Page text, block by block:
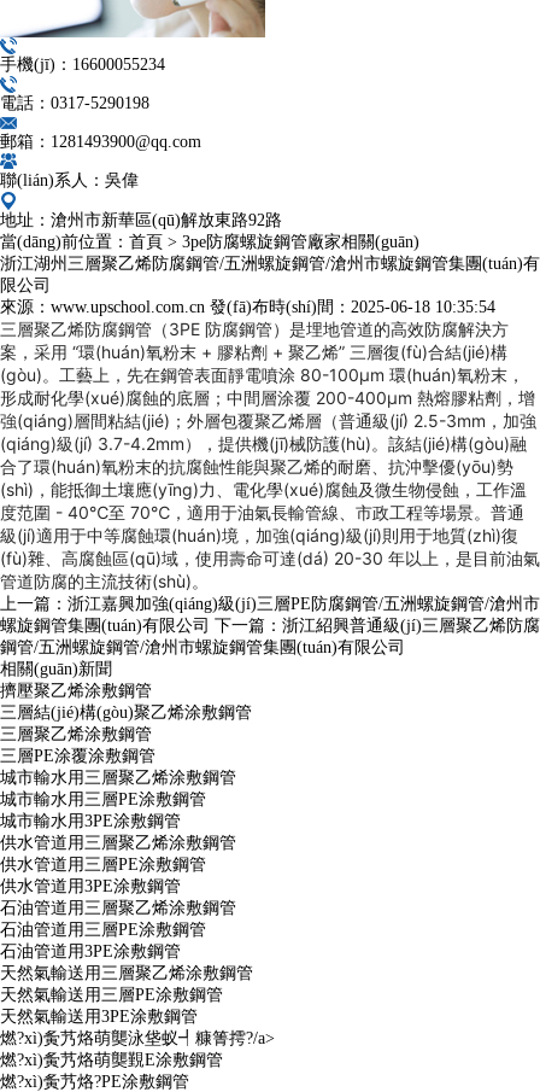
手機(jī)：16600055234
電話：0317-5290198
郵箱：1281493900@qq.com
聯(lián)系人：吳偉
地址：滄州市新華區(qū)解放東路92路
當(dāng)前位置： 首頁 > 3pe防腐螺旋鋼管廠家相關(guān)
浙江湖州三層聚乙烯防腐鋼管/五洲螺旋鋼管/滄州市螺旋鋼管集團(tuán)有
限公司
來源：www.upschool.com.cn 發(fā)布時(shí)間： 2025-06-18 10:35:54
三層聚乙烯防腐鋼管（3PE 防腐鋼管）是埋地管道的高效防腐解決方
案，采用 “環(huán)氧粉末 + 膠粘劑 + 聚乙烯” 三層復(fù)合結(jié)構
(gòu)。工藝上，先在鋼管表面靜電噴涂 80-100μm 環(huán)氧粉末，
形成耐化學(xué)腐蝕的底層；中間層涂覆 200-400μm 熱熔膠粘劑，增
強(qiáng)層間粘結(jié)；外層包覆聚乙烯層（普通級(jí) 2.5-3mm，加強
(qiáng)級(jí) 3.7-4.2mm），提供機(jī)械防護(hù)。該結(jié)構(gòu)融
合了環(huán)氧粉末的抗腐蝕性能與聚乙烯的耐磨、抗沖擊優(yōu)勢
(shì)，能抵御土壤應(yīng)力、電化學(xué)腐蝕及微生物侵蝕，工作溫
度范圍 - 40℃至 70℃，適用于油氣長輸管線、市政工程等場景。普通
級(jí)適用于中等腐蝕環(huán)境，加強(qiáng)級(jí)則用于地質(zhì)復
(fù)雜、高腐蝕區(qū)域，使用壽命可達(dá) 20-30 年以上，是目前油氣
管道防腐的主流技術(shù)。
上一篇： 浙江嘉興加強(qiáng)級(jí)三層PE防腐鋼管/五洲螺旋鋼管/滄州市
螺旋鋼管集團(tuán)有限公司 下一篇： 浙江紹興普通級(jí)三層聚乙烯防腐
鋼管/五洲螺旋鋼管/滄州市螺旋鋼管集團(tuán)有限公司
相關(guān)新聞
擠壓聚乙烯涂敷鋼管
三層結(jié)構(gòu)聚乙烯涂敷鋼管
三層聚乙烯涂敷鋼管
三層PE涂覆涂敷鋼管
城市輸水用三層聚乙烯涂敷鋼管
城市輸水用三層PE涂敷鋼管
城市輸水用3PE涂敷鋼管
供水管道用三層聚乙烯涂敷鋼管
供水管道用三層PE涂敷鋼管
供水管道用3PE涂敷鋼管
石油管道用三層聚乙烯涂敷鋼管
石油管道用三層PE涂敷鋼管
石油管道用3PE涂敷鋼管
天然氣輸送用三層聚乙烯涂敷鋼管
天然氣輸送用三層PE涂敷鋼管
天然氣輸送用3PE涂敷鋼管
燃?xì)夤艿烙萌龑泳垡蚁┩糠箐摴?/a>
燃?xì)夤艿烙萌龑覲E涂敷鋼管
燃?xì)夤艿烙?PE涂敷鋼管